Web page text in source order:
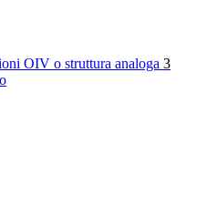
OIV o struttura analoga 3